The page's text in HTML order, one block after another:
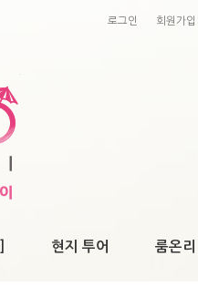
로그인 회원가입
현지 투어 룸온리